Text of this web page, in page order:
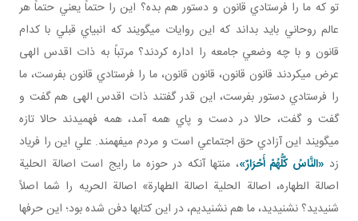
تو که ما را فرستادي قانون و دستور هم بده؟ اين را حتماً يعني حتماً هر
عالم روحاني بايد بداند که اين روايات مي گويند که انبياي قبلي با کدام
قانون و با چه وضعي جامعه را اداره کردند؟ مرتباً به ذات اقدس الهی
عرض مي کردند قانون قانون، قانون قانون، ما را فرستادي قانون بفرست، ما
را فرستادي دستور بفرست، اين قدر گفتند ذات اقدس الهی هم گفت و
گفت و گفت، حالا در دست و پاي همه آمد، همه فهميدند حالا تازه
مي گويند اين آزادي حق اجتماعي است و مردم مي فهمند. علي اين را فرياد
زد «النَّاسُ كُلُّهُمْ أَحْرَارٌ»، منتها آنکه در حوزه ما رايج است اصالة الحلية
اصالة الطهاره، اصالة الحلية اصالة الطهارة» اصالة الحريه را شما اصلاً
شنيديد؟ نشنيديد، ما هم نشنيديم، در اين کتاب ها دفن شده بود؛ اين حرف ها